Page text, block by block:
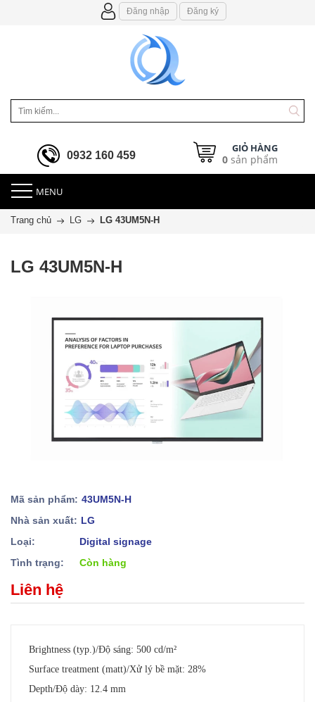
Đăng nhập Đăng ký
0932 160 459
GIỎ HÀNG
0sản phẩm
MENU
Trang chủ LG LG 43UM5N-H
LG 43UM5N-H
Mã sản phẩm: 43UM5N-H
Nhà sản xuất: LG
Loại:
Digital signage
Tình trạng:
Còn hàng
Liên hệ
Brightness (typ.)/Độ sáng: 500 cd/m²
Surface treatment (matt)/Xử lý bề mặt: 28%
Depth/Độ dày: 12.4 mm